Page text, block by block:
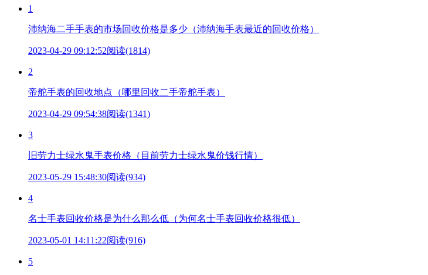
1
沛纳海二手手表的市场回收价格是多少（沛纳海手表最近的回收价格）
2023-04-29 09:12:52阅读(1814)
2
帝舵手表的回收地点（哪里回收二手帝舵手表）
2023-04-29 09:54:38阅读(1341)
3
旧劳力士绿水鬼手表价格（目前劳力士绿水鬼价钱行情）
2023-05-29 15:48:30阅读(934)
4
名士手表回收价格是为什么那么低（为何名士手表回收价格很低）
2023-05-01 14:11:22阅读(916)
5